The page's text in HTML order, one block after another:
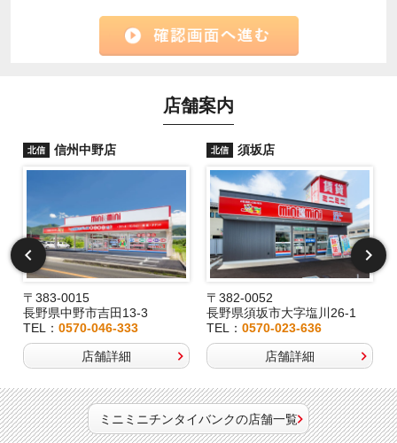
店舗案内
北信 信州中野店
〒383-0015
長野県中野市吉田13-3
TEL： 0570-046-333
店舗詳細
北信 須坂店
〒382-0052
長野県須坂市大字塩川26-1
TEL：0570-023-636
店舗詳細
ミニミニチンタイバンクの店舗一覧